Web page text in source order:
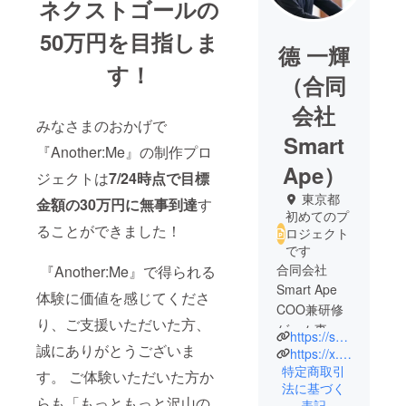
ネクストゴールの
50万円を目指しま
す！
みなさまのおかげで
『Another:Me』の制作プロ
ジェクトは7/24時点で目標
金額の30万円に無事到達す
ることができました！
『Another:Me』で得られる
体験に価値を感じてくださ
り、ご支援いただいた方、
誠にありがとうございま
す。 ご体験いただいた方か
德 一輝
（合同
会社
Smart
Ape）
東京都
初めてのプ
ロジェクト
です
合同会社
Smart Ape
COO兼研修
ゲーム事業
責任者。
1990年大阪
生まれ。大
https://smartapelearning.com/
https://x.com/GameEdu_SAL
特定商取引
法に基づく